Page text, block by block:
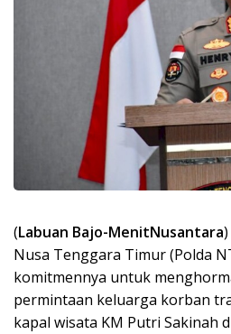
(Labuan Bajo-MenitNusantara
Nusa Tenggara Timur (Polda
komitmennya untuk
permintaan keluarga korban
kapal wisata KM Putri Sakinah